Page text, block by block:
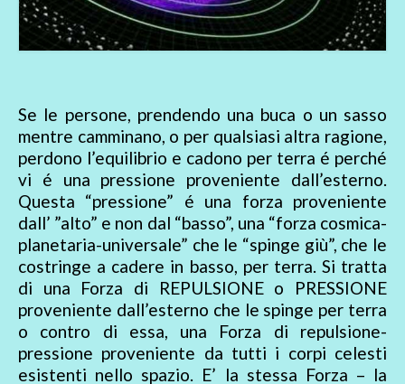
Se le persone, prendendo una buca o un sasso
mentre camminano, o per qualsiasi altra ragione,
perdono l’equilibrio e cadono per terra é perché
vi é una pressione proveniente dall’esterno.
Questa “pressione” é una forza proveniente
dall’ ”alto” e non dal “basso”, una “forza cosmica-
planetaria-universale” che le “spinge giù”, che le
costringe a cadere in basso, per terra. Si tratta
di una Forza di REPULSIONE o PRESSIONE
proveniente dall’esterno che le spinge per terra
o contro di essa, una Forza di repulsione-
pressione proveniente da tutti i corpi celesti
esistenti nello spazio. E’ la stessa Forza – la